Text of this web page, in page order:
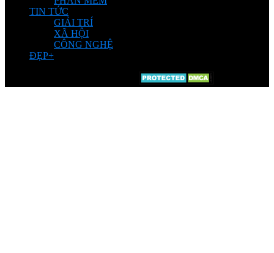
TIN TỨC
GIẢI TRÍ
XÃ HỘI
CÔNG NGHỆ
ĐẸP+